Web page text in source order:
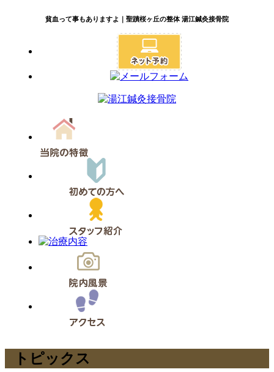
貧血って事もありますよ｜聖蹟桜ヶ丘の整体 湯江鍼灸接骨院
トピックス